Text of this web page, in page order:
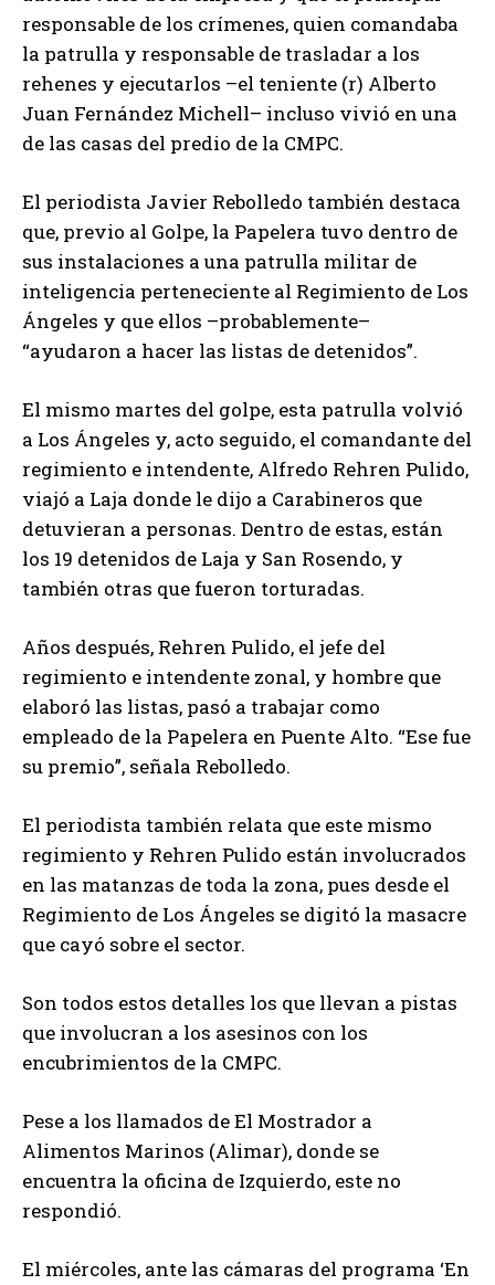
responsable de los crímenes, quien comandaba
la patrulla y responsable de trasladar a los
rehenes y ejecutarlos –el teniente (r) Alberto
Juan Fernández Michell– incluso vivió en una
de las casas del predio de la CMPC.
El periodista Javier Rebolledo también destaca
que, previo al Golpe, la Papelera tuvo dentro de
sus instalaciones a una patrulla militar de
inteligencia perteneciente al Regimiento de Los
Ángeles y que ellos –probablemente–
“ayudaron a hacer las listas de detenidos”.
El mismo martes del golpe, esta patrulla volvió
a Los Ángeles y, acto seguido, el comandante del
regimiento e intendente, Alfredo Rehren Pulido,
viajó a Laja donde le dijo a Carabineros que
detuvieran a personas. Dentro de estas, están
los 19 detenidos de Laja y San Rosendo, y
también otras que fueron torturadas.
Años después, Rehren Pulido, el jefe del
regimiento e intendente zonal, y hombre que
elaboró las listas, pasó a trabajar como
empleado de la Papelera en Puente Alto. “Ese fue
su premio”, señala Rebolledo.
El periodista también relata que este mismo
regimiento y Rehren Pulido están involucrados
en las matanzas de toda la zona, pues desde el
Regimiento de Los Ángeles se digitó la masacre
que cayó sobre el sector.
Son todos estos detalles los que llevan a pistas
que involucran a los asesinos con los
encubrimientos de la CMPC.
Pese a los llamados de El Mostrador a
Alimentos Marinos (Alimar), donde se
encuentra la oficina de Izquierdo, este no
respondió.
El miércoles, ante las cámaras del programa ‘En